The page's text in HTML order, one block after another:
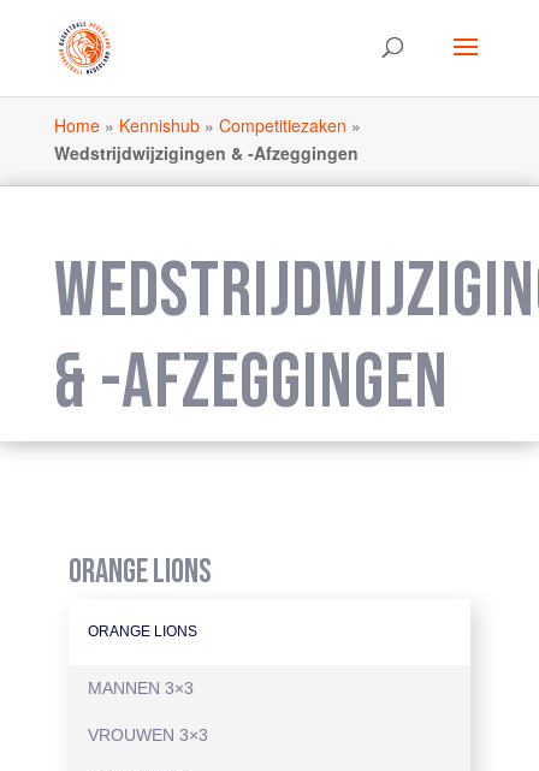
Home» Kennishub» Competitiezaken »
Wedstrijdwijzigingen & -Afzeggingen
& -AFZEGGINGEN
ORANGE LIONS
ORANGE LIONS
MANNEN 3×3
VROUWEN 3×3